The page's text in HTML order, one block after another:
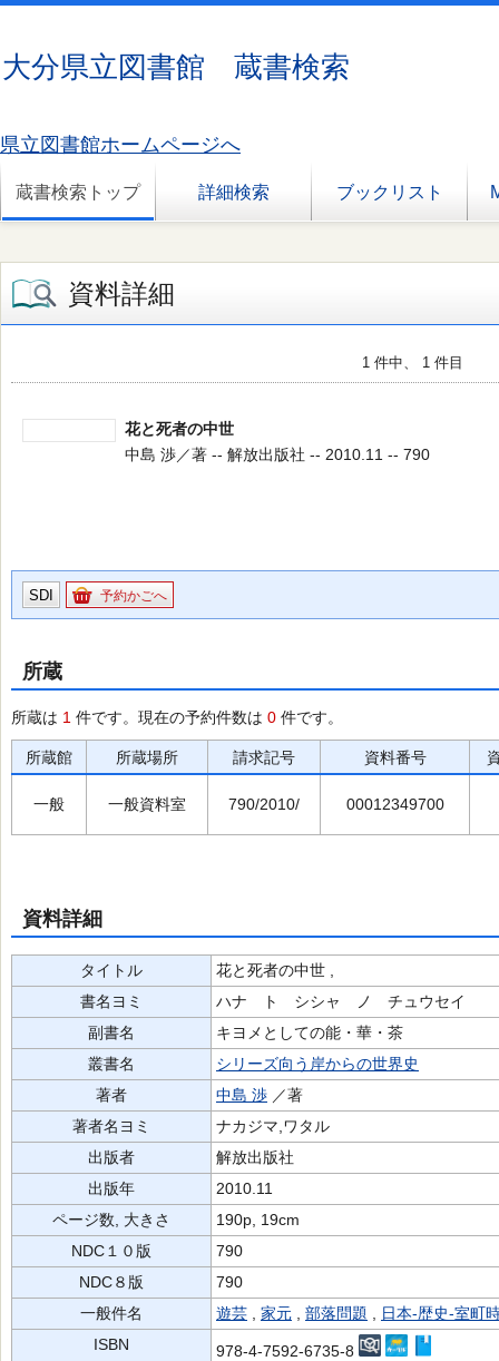
大分県立図書館 蔵書検索
県立図書館ホームページへ
蔵書検索トップ 詳細検索 ブックリスト
資料詳細
1 件中、 1 件目
花と死者の中世
中島 渉／著 -- 解放出版社 -- 2010.11 -- 790
SDI 予約かごへ
所蔵
所蔵は 1 件です。現在の予約件数は 0 件です。
所蔵館 所蔵場所 請求記号 資料番号
一般 一般資料室 790/2010/ 00012349700
資料詳細
タイトル
花と死者の中世 ,
書名ヨミ
ハナ ト シシャ ノ チュウセイ
副書名
キヨメとしての能・華・茶
叢書名
シリーズ向う岸からの世界史
著者
中島 渉 ／著
著者名ヨミ
ナカジマ,ワタル
出版者
解放出版社
出版年
2010.11
ページ数, 大きさ
190p, 19cm
NDC１０版
790
NDC８版
790
一般件名
遊芸 家元 部落問題
日本-歴史-室町
ISBN
978-4-7592-6735-8